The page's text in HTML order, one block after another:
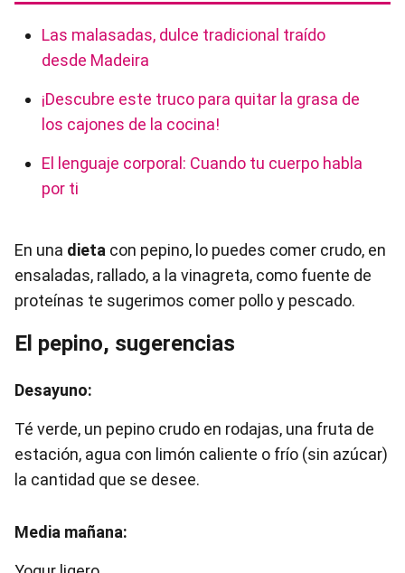
Las malasadas, dulce tradicional traído
desde Madeira
¡Descubre este truco para quitar la grasa de
los cajones de la cocina!
El lenguaje corporal: Cuando tu cuerpo habla
por ti
En una dieta con pepino, lo puedes comer crudo, en
ensaladas, rallado, a la vinagreta, como fuente de
proteínas te sugerimos comer pollo y pescado.
El pepino, sugerencias
Desayuno:
Té verde, un pepino crudo en rodajas, una fruta de
estación, agua con limón caliente o frío (sin azúcar)
la cantidad que se desee.
Media mañana: